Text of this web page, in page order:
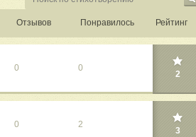
Отзывов Понравилось Рейтинг
0 0
2
0 2
3